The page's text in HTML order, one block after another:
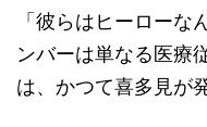
「彼らはヒーローな
ンバーは単なる医療
は、かつて喜多見が